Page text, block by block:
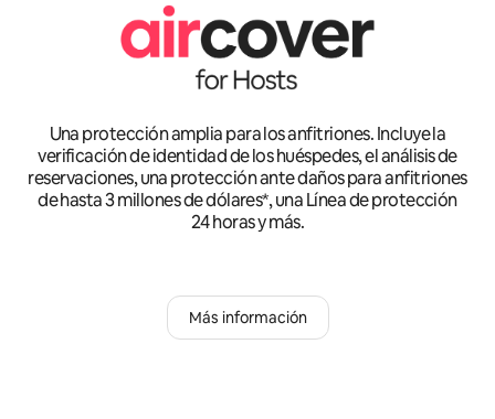
Una protección amplia para los anfitriones. Incluye la
verificación de identidad de los huéspedes, el análisis de
reservaciones, una protección ante daños para anfitriones
de hasta 3 millones de dólares*, una Línea de protección
24 horas y más.
Más información